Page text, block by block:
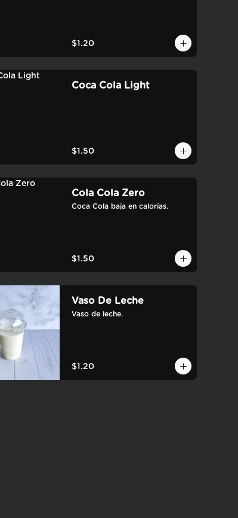
$1.20
Coca Cola Light
$1.50
Cola Cola Zero
Coca Cola baja en calorías.
$1.50
Vaso De Leche
Vaso de leche.
$1.20